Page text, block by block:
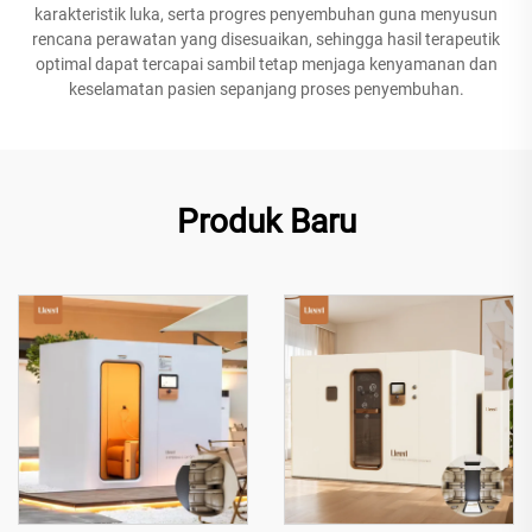
karakteristik luka, serta progres penyembuhan guna menyusun
rencana perawatan yang disesuaikan, sehingga hasil terapeutik
optimal dapat tercapai sambil tetap menjaga kenyamanan dan
keselamatan pasien sepanjang proses penyembuhan.
Produk Baru